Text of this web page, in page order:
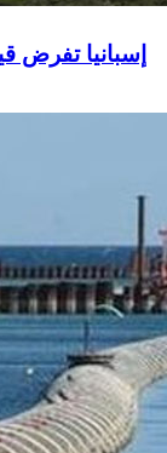
إسبانيا تفرض